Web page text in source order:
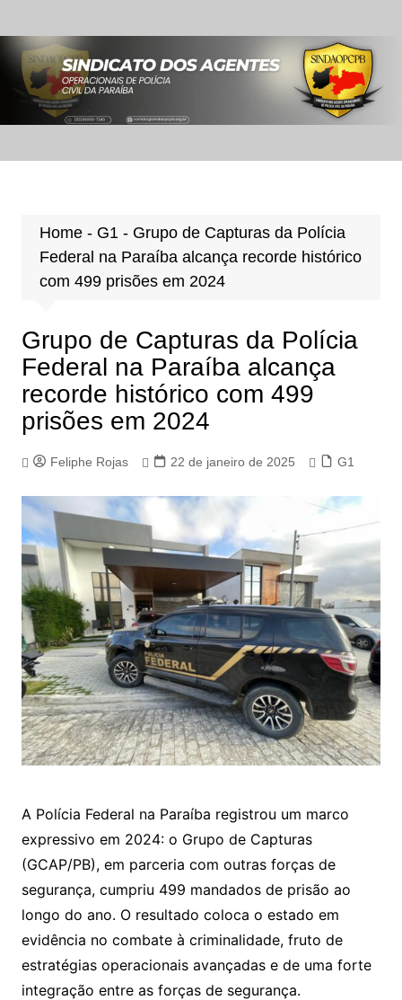
para
conteúdo
Home- G1 - Grupo de Capturas da Polícia
Federal na Paraíba alcança recorde histórico
com 499 prisões em 2024
Grupo de Capturas da Polícia
Federal na Paraíba alcança
recorde histórico com 499
prisões em 2024
Feliphe Rojas 22 de janeiro de 2025 G1
A Polícia Federal na Paraíba registrou um marco
expressivo em 2024: o Grupo de Capturas
(GCAP/PB), em parceria com outras forças de
segurança, cumpriu 499 mandados de prisão ao
longo do ano. O resultado coloca o estado em
evidência no combate à criminalidade, fruto de
estratégias operacionais avançadas e de uma forte
integração entre as forças de segurança.